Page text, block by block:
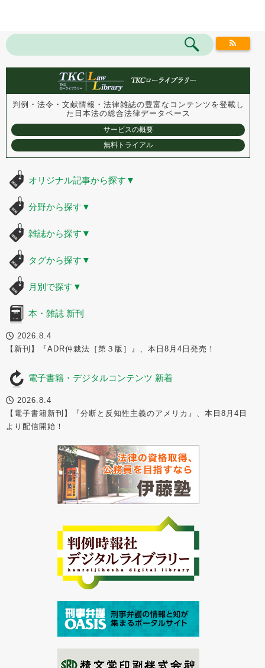
判例・法令・文献情報・法律雑誌の豊富なコンテンツを登載し
た 日本法の総合法律データベース
サービスの概要
無料トライアル
オリジナル記事から探す ▼
分野から探す ▼
雑誌から探す ▼
タグから探す ▼
月別で探す ▼
本・雑誌 新刊
2026.8.4
【新刊】『ADR仲裁法［第３版］』、本日8月4日発売！
電子書籍・デジタルコンテンツ 新着
2026.8.4
【電子書籍新刊】『分断と反知性主義のアメリカ』、本日8月4日
より配信開始！